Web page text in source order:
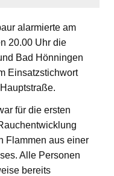
alarmierte am
20.00 Uhr die
Bad Hönningen
Einsatzstichwort
für die ersten
Flammen aus einer
Alle Personen
bereits